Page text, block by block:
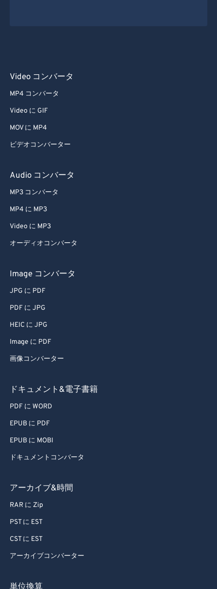
Video コンバータ
MP4 コンバータ
Video に GIF
MOV に MP4
ビデオコンバーター
Audio コンバータ
MP3 コンバータ
MP4 に MP3
Video に MP3
オーディオコンバータ
Image コンバータ
JPG に PDF
PDF に JPG
HEIC に JPG
Image に PDF
画像コンバーター
ドキュメント&電子書籍
PDF に WORD
EPUB に PDF
EPUB に MOBI
ドキュメントコンバータ
アーカイブ&時間
RAR に Zip
PST に EST
CST に EST
アーカイブコンバーター